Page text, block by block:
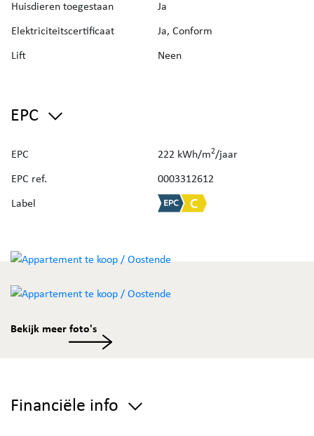
Huisdieren toegestaan
Ja
Elektriciteitscertificaat
Ja, Conform
Lift
Neen
EPC
EPC 222 kWh/m2/jaar
EPC ref.
0003312612
Label
Bekijk meer foto's
Financiële info